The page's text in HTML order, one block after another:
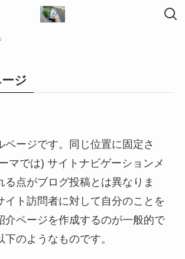
ジ
ページです。同じ位置に固定さ
マでは) サイトナビゲーションメ
る点がブログ投稿とは異なりま
イト訪問者に対して自分のことを
介ページを作成するのが一般的で
のようなものです。